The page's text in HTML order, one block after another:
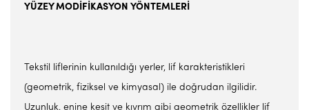
YÜZEY MODİFİKASYON YÖNTEMLERİ
Tekstil liflerinin kullanıldığı yerler, lif karakteristikleri
(geometrik, fiziksel ve kimyasal) ile doğrudan ilgilidir.
Uzunluk, enine kesit ve kıvrım gibi geometrik özellikler lif